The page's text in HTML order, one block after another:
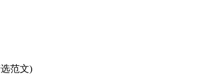
范文)